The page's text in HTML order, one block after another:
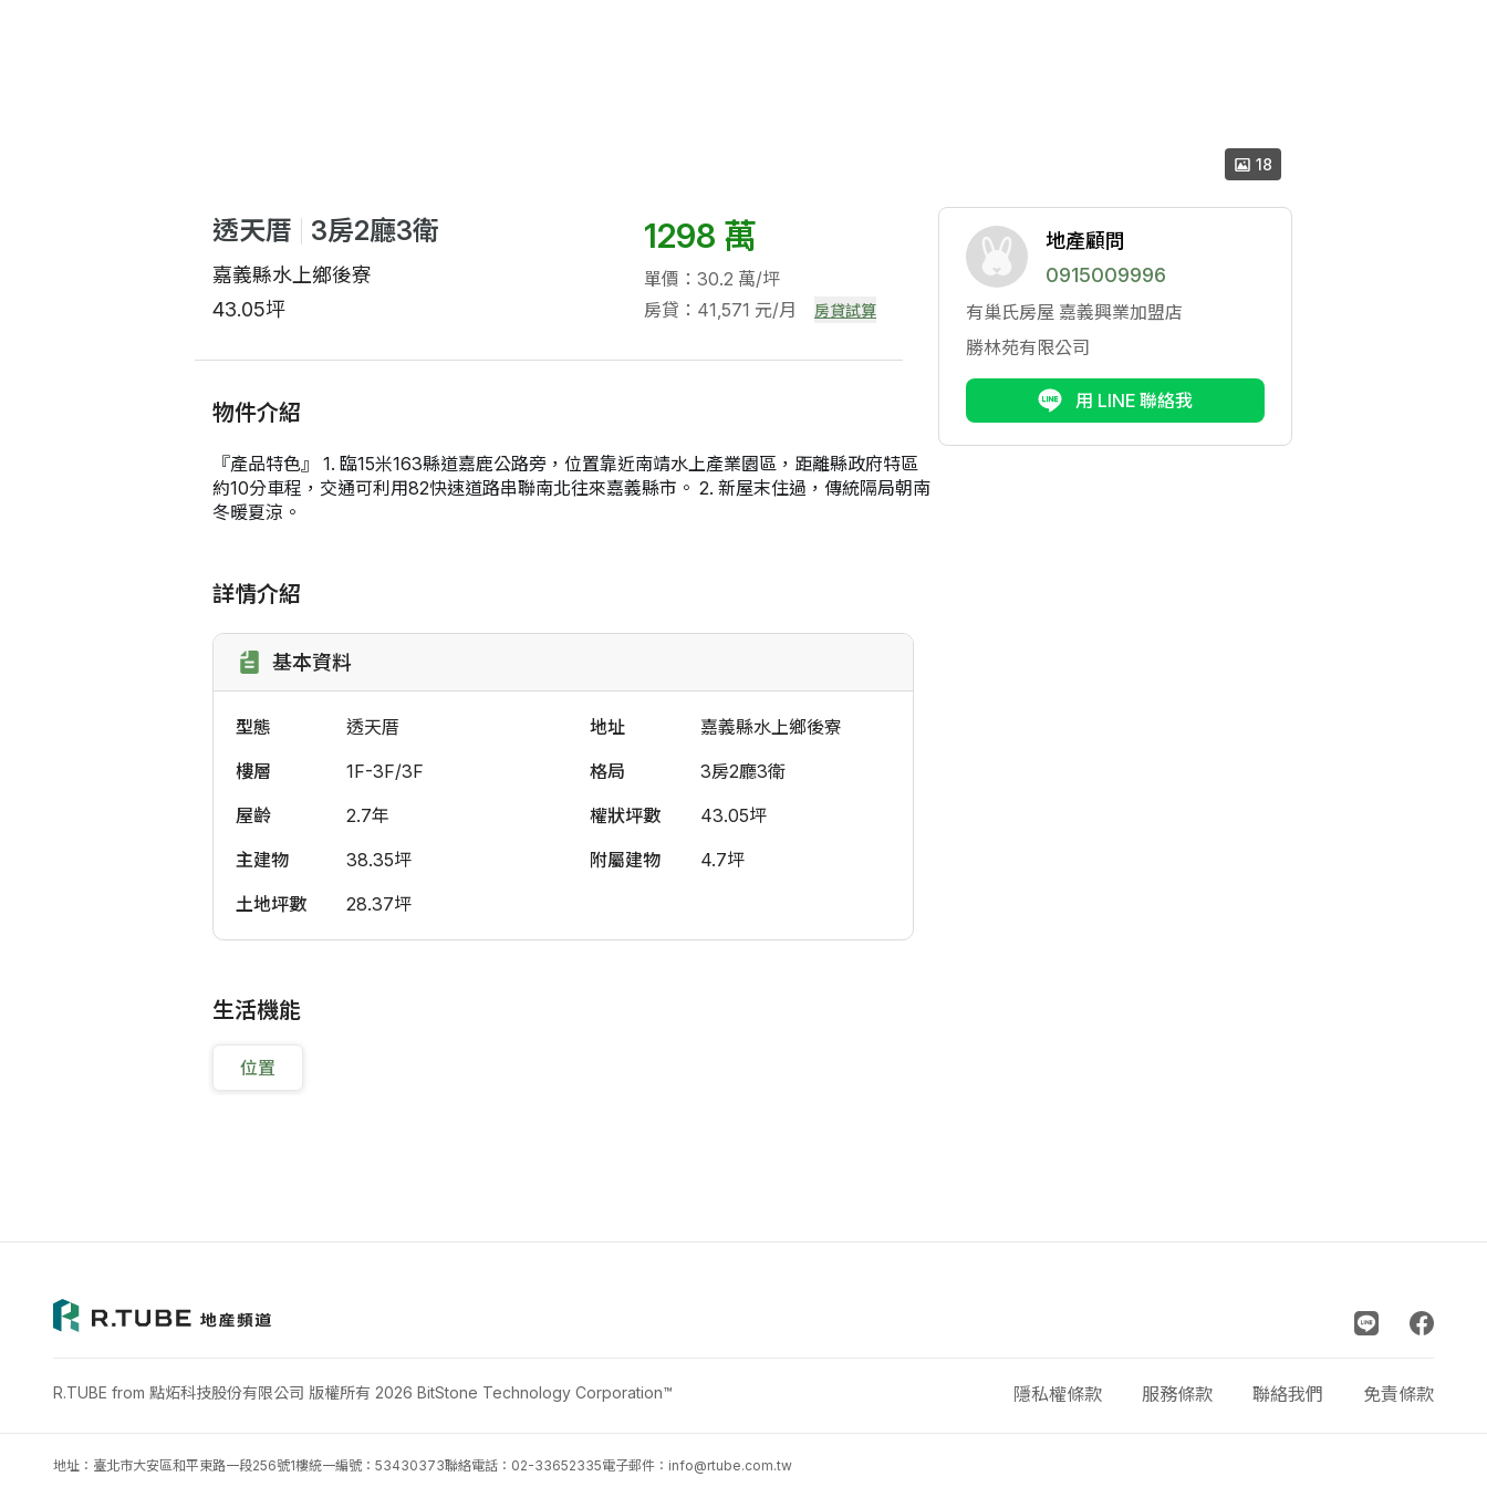
18
透天厝 3房2廳3衛
嘉義縣水上鄉後寮
43.05坪
1298 萬
單價：30.2 萬/坪
房貸：41,571 元/月
房貸試算
物件介紹
『產品特色』 1. 臨15米163縣道嘉鹿公路旁，位置靠近南靖水上產業園區，距離縣政府特區
約10分車程，交通可利用82快速道路串聯南北往來嘉義縣市。 2. 新屋末住過，傳統隔局朝南
冬暖夏涼。
詳情介紹
基本資料
型態 透天厝 地址
嘉義縣水上鄉後寮
樓層
1F-3F/3F 格局
3房2廳3衛
屋齡
2.7年 權狀坪數
43.05坪
主建物
38.35坪 附屬建物
4.7坪
土地坪數
28.37坪
地產顧問
0915009996
有巢氏房屋 嘉義興業加盟店
勝林苑有限公司
用 LINE 聯絡我
生活機能
位置
R.TUBE from 點炻科技股份有限公司 版權所有 2026 BitStone Technology Corporation™ 隱私權條款 服務條款 聯絡我們 免責條款
地址：臺北市大安區和平東路一段256號1樓統一編號：53430373聯絡電話：02-33652335電子郵件： info@rtube.com.tw